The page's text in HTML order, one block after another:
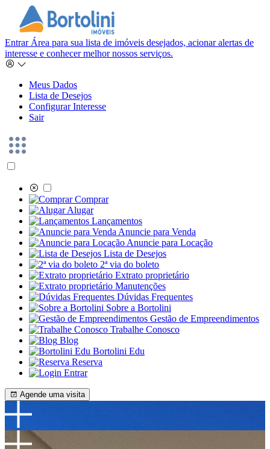
Entrar Área para sua lista de imóveis desejados, acionar alertas de
interesse e conhecer melhor nossos serviços.
Meus Dados
Lista de Desejos
Configurar Interesse
Sair
Comprar
Alugar
Lançamentos
Anuncie para Venda
Anuncie para Locação
Lista de Desejos
2ª via do boleto
Extrato proprietário
Manutenções
Dúvidas Frequentes
Sobre a Bortolini
Gestão de Empreendimentos
Trabalhe Conosco
Blog
Bortolini Edu
Reserva
Entrar
Agende uma visita